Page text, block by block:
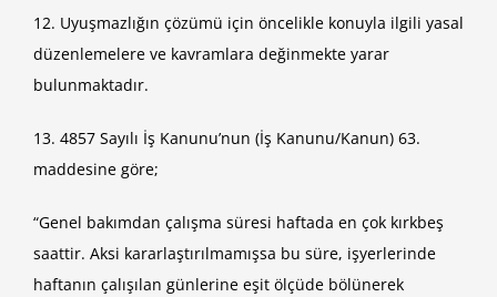
12. Uyuşmazlığın çözümü için öncelikle konuyla ilgili yasal
düzenlemelere ve kavramlara değinmekte yarar
bulunmaktadır.
13. 4857 Sayılı İş Kanunu’nun (İş Kanunu/Kanun) 63.
maddesine göre;
“Genel bakımdan çalışma süresi haftada en çok kırkbeş
saattir. Aksi kararlaştırılmamışsa bu süre, işyerlerinde
haftanın çalışılan günlerine eşit ölçüde bölünerek